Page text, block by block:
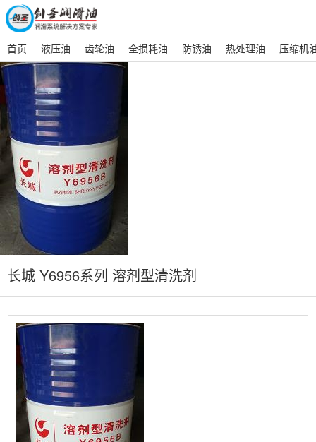
首页 液压油 齿轮油 全损耗油 防锈油 热处理油 压缩机
长城 Y6956系列 溶剂型清洗剂